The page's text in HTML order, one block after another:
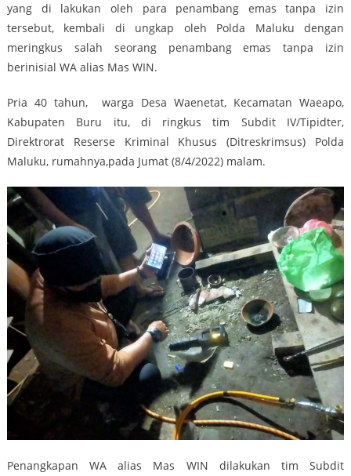
yang di lakukan oleh para penambang emas tanpa izin
tersebut, kembali di ungkap oleh Polda Maluku dengan
meringkus salah seorang penambang emas tanpa izin
berinisial WA alias Mas WIN.
Pria 40 tahun, warga Desa Waenetat, Kecamatan Waeapo,
Kabupaten Buru itu, di ringkus tim Subdit IV/Tipidter,
Direktrorat Reserse Kriminal Khusus (Ditreskrimsus) Polda
Maluku, rumahnya,pada Jumat (8/4/2022) malam.
Penangkapan WA alias Mas WIN dilakukan tim Subdit